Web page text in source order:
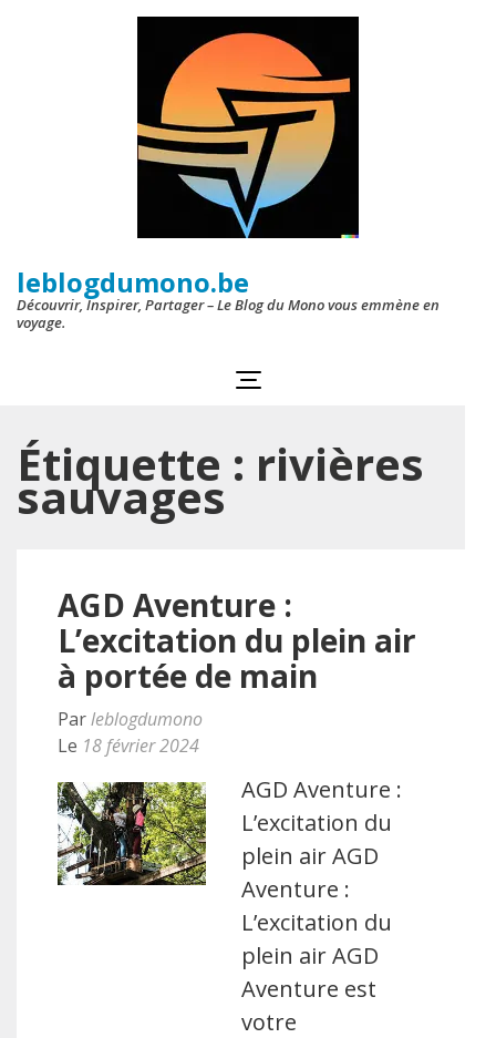
leblogdumono.be
Découvrir, Inspirer, Partager – Le Blog du Mono vous emmène en
voyage.
Étiquette : rivières
sauvages
AGD Aventure :
L’excitation du plein air
à portée de main
Parleblogdumono
Le 18 février 2024
AGD Aventure :
L’excitation du
plein air AGD
Aventure :
L’excitation du
plein air AGD
Aventure est
votre